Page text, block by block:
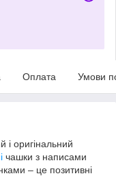
Оплата Умови
і оригінальний
чашки з написами
– це позитивні